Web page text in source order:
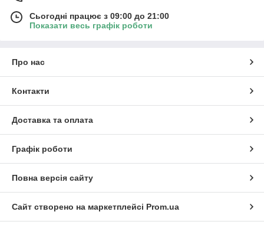
Сьогодні працює з 09:00 до 21:00
Показати весь графік роботи
Про нас
Контакти
Доставка та оплата
Графік роботи
Повна версія сайту
Сайт створено на маркетплейсі Prom.ua